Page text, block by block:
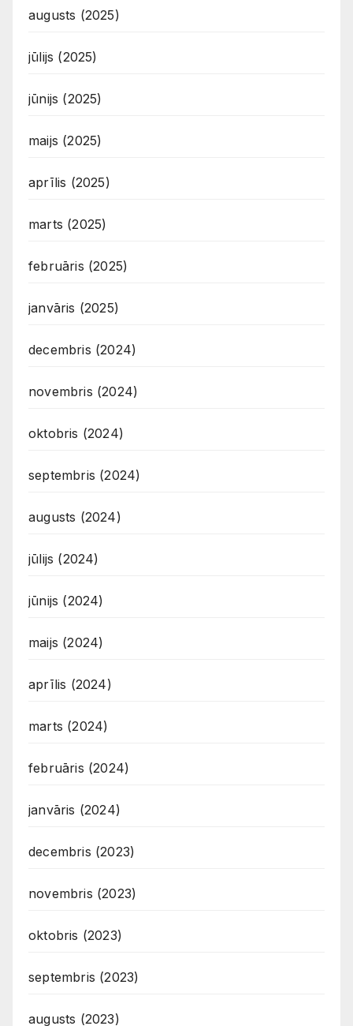
augusts (2025)
jūlijs (2025)
jūnijs (2025)
maijs (2025)
aprīlis (2025)
marts (2025)
februāris (2025)
janvāris (2025)
decembris (2024)
novembris (2024)
oktobris (2024)
septembris (2024)
augusts (2024)
jūlijs (2024)
jūnijs (2024)
maijs (2024)
aprīlis (2024)
marts (2024)
februāris (2024)
janvāris (2024)
decembris (2023)
novembris (2023)
oktobris (2023)
septembris (2023)
augusts (2023)